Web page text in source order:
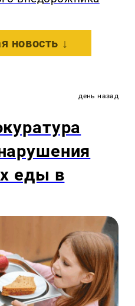
новость ↓
день назад
еды в